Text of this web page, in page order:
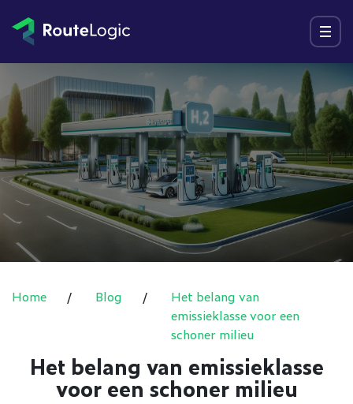
Menu
Home / Blog /
Het belang van
emissieklasse voor een
schoner milieu
Het belang van emissieklasse
voor een schoner milieu